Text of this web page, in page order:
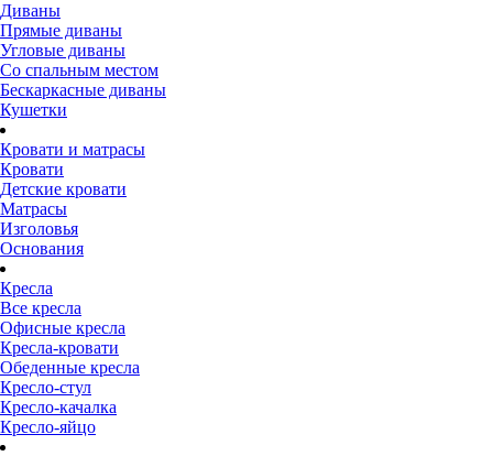
Диваны
Прямые диваны
Угловые диваны
Со спальным местом
Бескаркасные диваны
Кушетки
Кровати и матрасы
Кровати
Детские кровати
Матрасы
Изголовья
Основания
Кресла
Все кресла
Офисные кресла
Кресла-кровати
Обеденные кресла
Кресло-стул
Кресло-качалка
Кресло-яйцо